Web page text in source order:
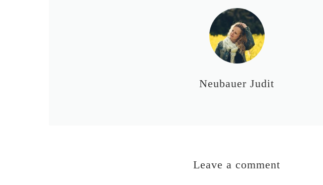
Neubauer Judit
Leave a comment